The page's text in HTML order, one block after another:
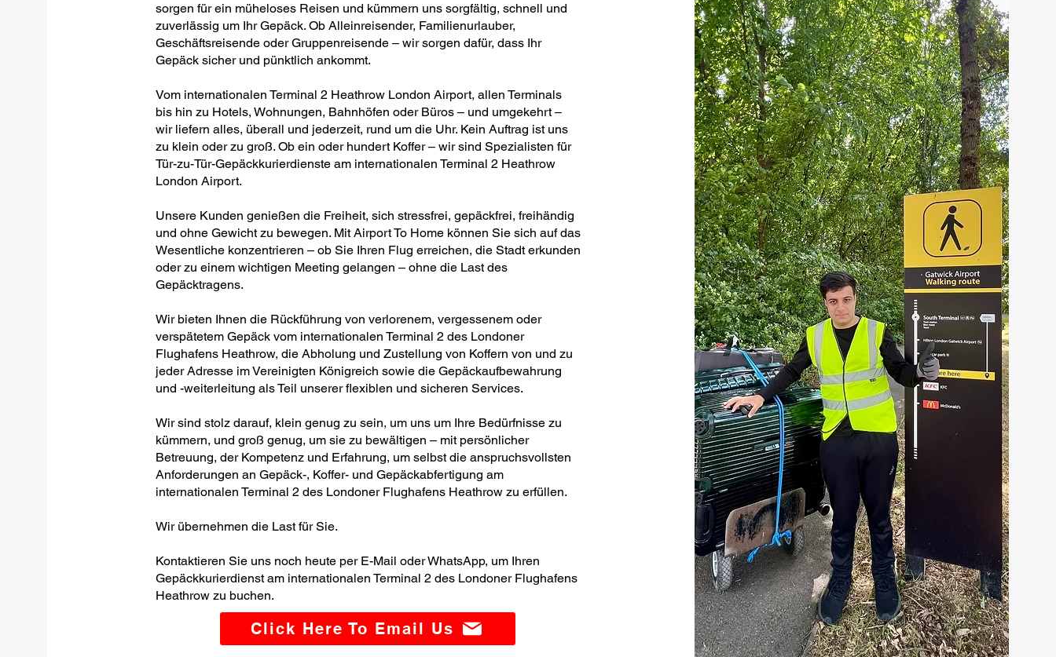
sorgen für ein müheloses Reisen und kümmern uns sorgfältig, schnell und
zuverlässig um Ihr Gepäck. Ob Alleinreisender, Familienurlauber,
Geschäftsreisende oder Gruppenreisende – wir sorgen dafür, dass Ihr
Gepäck sicher und pünktlich ankommt.
Vom internationalen Terminal 2 Heathrow London Airport, allen Terminals
bis hin zu Hotels, Wohnungen, Bahnhöfen oder Büros – und umgekehrt –
wir liefern alles, überall und jederzeit, rund um die Uhr. Kein Auftrag ist uns
zu klein oder zu groß. Ob ein oder hundert Koffer – wir sind Spezialisten für
Tür-zu-Tür-Gepäckkurierdienste am internationalen Terminal 2 Heathrow
London Airport.
Unsere Kunden genießen die Freiheit, sich stressfrei, gepäckfrei, freihändig
und ohne Gewicht zu bewegen. Mit Airport To Home können Sie sich auf das
Wesentliche konzentrieren – ob Sie Ihren Flug erreichen, die Stadt erkunden
oder zu einem wichtigen Meeting gelangen – ohne die Last des
Gepäcktragens.
Wir bieten Ihnen die Rückführung von verlorenem, vergessenem oder
verspätetem Gepäck vom internationalen Terminal 2 des Londoner
Flughafens Heathrow, die Abholung und Zustellung von Koffern von und zu
jeder Adresse im Vereinigten Königreich sowie die Gepäckaufbewahrung
und -weiterleitung als Teil unserer flexiblen und sicheren Services.
Wir sind stolz darauf, klein genug zu sein, um uns um Ihre Bedürfnisse zu
kümmern, und groß genug, um sie zu bewältigen – mit persönlicher
Betreuung, der Kompetenz und Erfahrung, um selbst die anspruchsvollsten
Anforderungen an Gepäck-, Koffer- und Gepäckabfertigung am
internationalen Terminal 2 des Londoner Flughafens Heathrow zu erfüllen.
Wir übernehmen die Last für Sie.
Kontaktieren Sie uns noch heute per E-Mail oder WhatsApp, um Ihren
Gepäckkurierdienst am internationalen Terminal 2 des Londoner Flughafens
Heathrow zu buchen.
Click Here To Email Us